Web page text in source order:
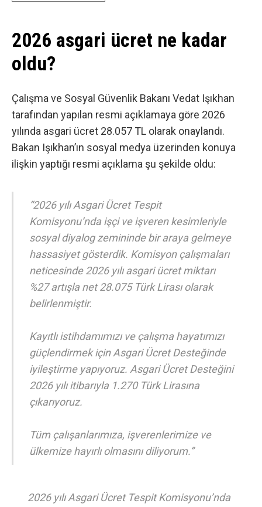
2026 asgari ücret ne kadar
oldu?
Çalışma ve Sosyal Güvenlik Bakanı Vedat Işıkhan
tarafından yapılan resmi açıklamaya göre 2026
yılında asgari ücret 28.057 TL olarak onaylandı.
Bakan Işıkhan’ın sosyal medya üzerinden konuya
ilişkin yaptığı resmi açıklama şu şekilde oldu:
“2026 yılı Asgari Ücret Tespit
Komisyonu’nda işçi ve işveren kesimleriyle
sosyal diyalog zemininde bir araya gelmeye
hassasiyet gösterdik. Komisyon çalışmaları
neticesinde 2026 yılı asgari ücret miktarı
%27 artışla net 28.075 Türk Lirası olarak
belirlenmiştir.
Kayıtlı istihdamımızı ve çalışma hayatımızı
güçlendirmek için Asgari Ücret Desteğinde
iyileştirme yapıyoruz. Asgari Ücret Desteğini
2026 yılı itibarıyla 1.270 Türk Lirasına
çıkarıyoruz.
Tüm çalışanlarımıza, işverenlerimize ve
ülkemize hayırlı olmasını diliyorum.”
2026 yılı Asgari Ücret Tespit Komisyonu’nda